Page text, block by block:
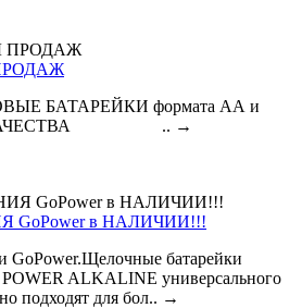
БАТАРЕЙКИ формата АА и
КАЧЕСТВА .. →
в НАЛИЧИИ!!!
GoPower.Щелочные батарейки
ALKALINE универсального
подходят для бол.. →